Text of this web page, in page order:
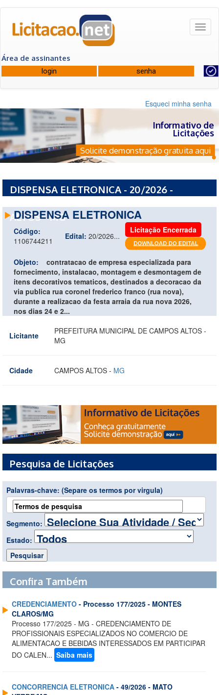
Área de assinantes
Esqueci minha senha
Informativo de
Licitações
Solicite demonstração gratuita aqui
DISPENSA ELETRONICA - 20/2026 -
ALTOS - MG
DISPENSA ELETRONICA
Código:
1106744211
Edital: 20/2026...
Licitação Encerrada
Objeto:
contratacao de empresa especializada para
fornecimento, instalacao, montagem e desmontagem de
itens decorativos tematicos, destinados a decoracao da
via publica rua coronel frederico franco (rua nova),
durante a realizacao da festa arraia da rua nova 2026,
nos dias 24 e 2...
Licitante
PREFEITURA MUNICIPAL DE CAMPOS ALTOS -
MG
Cidade CAMPOS ALTOS - MG
Pesquisa de Licitações
Palavras-chave: (Separe os termos por virgula)
Segmento:
Estado:
Confira Também
CREDENCIAMENTO - Processo 177/2025 - MONTES
CLAROS/MG
Processo 177/2025 - MG - CREDENCIAMENTO DE
PROFISSIONAIS ESPECIALIZADOS NO COMERCIO DE
ALIMENTACAO E BEBIDAS INTERESSADOS EM PARTICIPAR
DO CALEN... Saiba mais
CONCORRENCIA ELETRONICA - 49/2026 - MATO